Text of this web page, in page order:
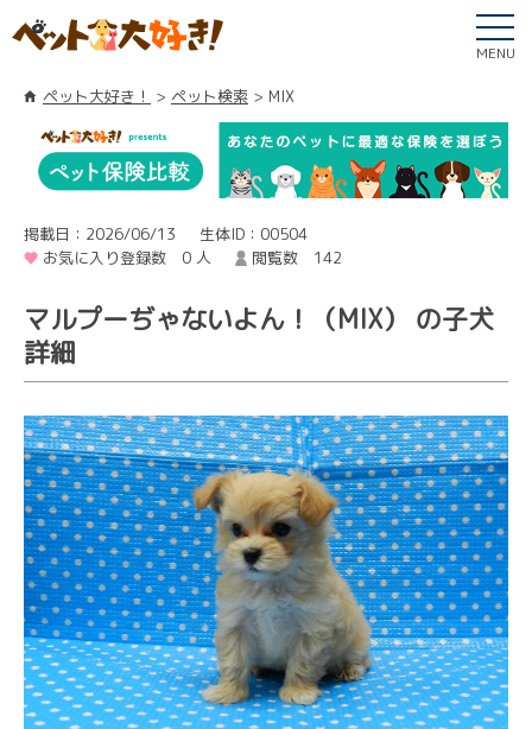
MENU
ペット大好き！ ペット検索 MIX
掲載日：2026/06/13
生体ID：00504
お気に入り登録数 0 人
閲覧数 142
マルプーぢゃないよん！（MIX） の子犬
詳細